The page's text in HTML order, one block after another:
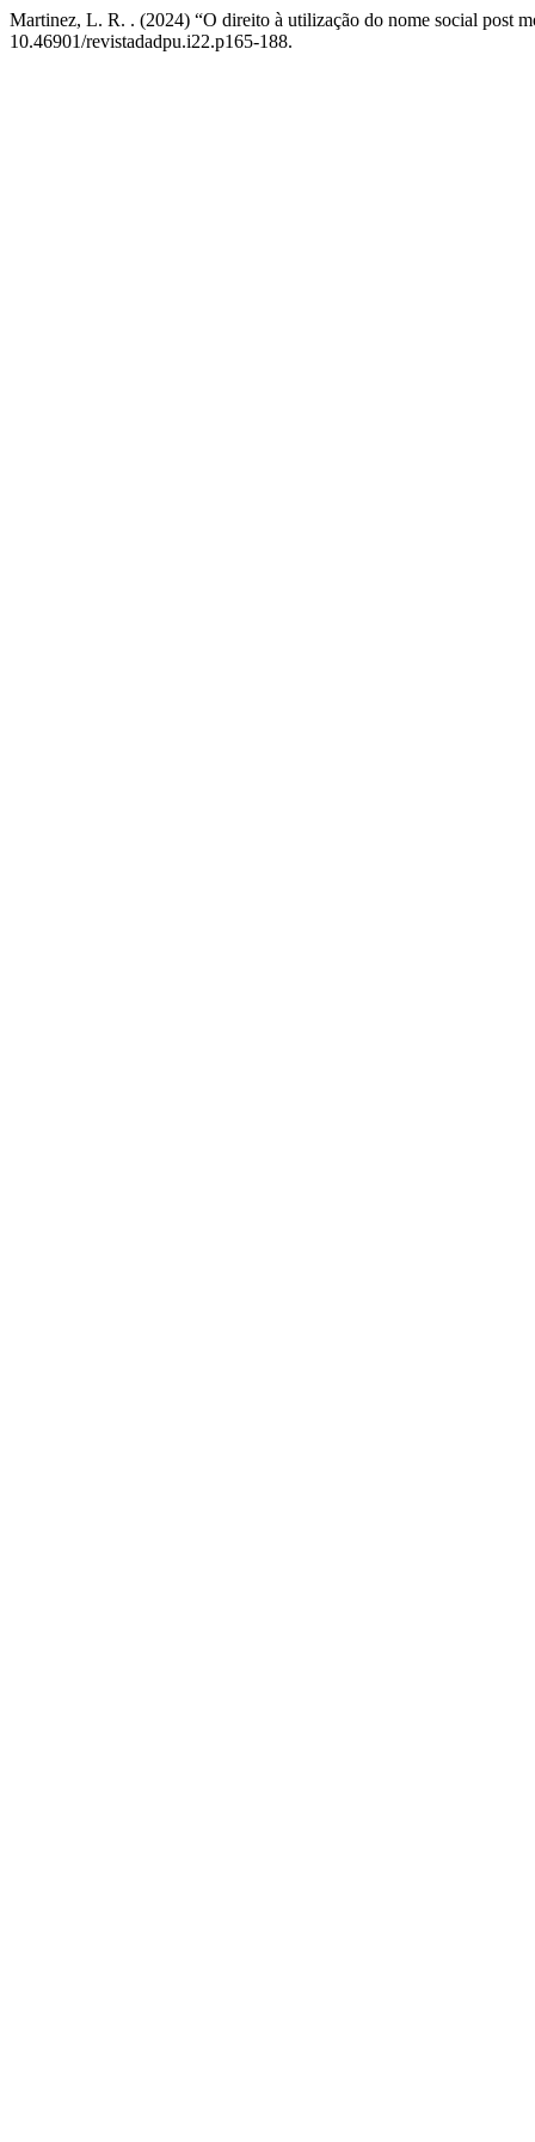
Martinez, L. R. . (2024) “O direito à utilização do nome social post
10.46901/revistadadpu.i22.p165-188.